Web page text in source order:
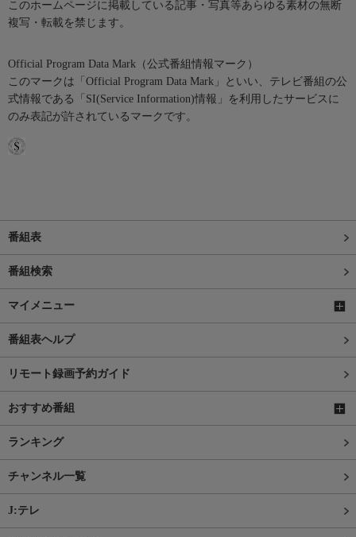
このホームページに掲載している記事・写真等あらゆる素材の無断
複写・転載を禁じます。
Official Program Data Mark（公式番組情報マーク）
このマークは「Official Program Data Mark」といい、テレビ番組の公
式情報である「SI(Service Information)情報」を利用したサービスに
のみ表記が許されているマークです。
番組表
番組検索
マイメニュー
番組表ヘルプ
リモート録画予約ガイド
おすすめ番組
ランキング
チャンネル一覧
J:テレ